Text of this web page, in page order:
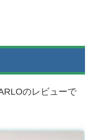
のレビューで